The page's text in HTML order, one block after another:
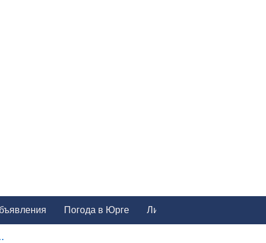
Погода в Юрге